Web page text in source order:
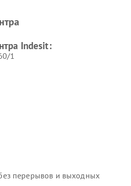
Indesit
Indesit:
1
перерывов и выходных